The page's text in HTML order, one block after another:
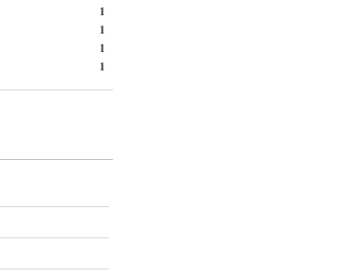
1
1
1
1